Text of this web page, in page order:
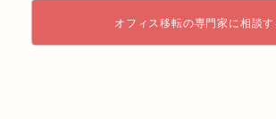
オフィス移転の専門家に相談す